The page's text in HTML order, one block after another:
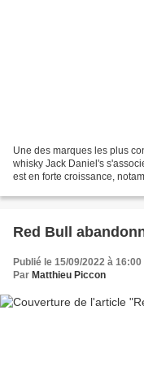
Une des marques les plus
whisky Jack Daniel's
est en forte croissance,
Red Bull
Publié le 15/09/2022 à 16:00
Par Matthieu Piccon